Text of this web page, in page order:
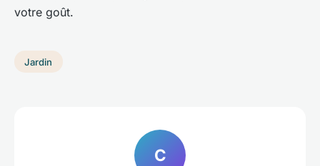
votre goût.
Jardin
C